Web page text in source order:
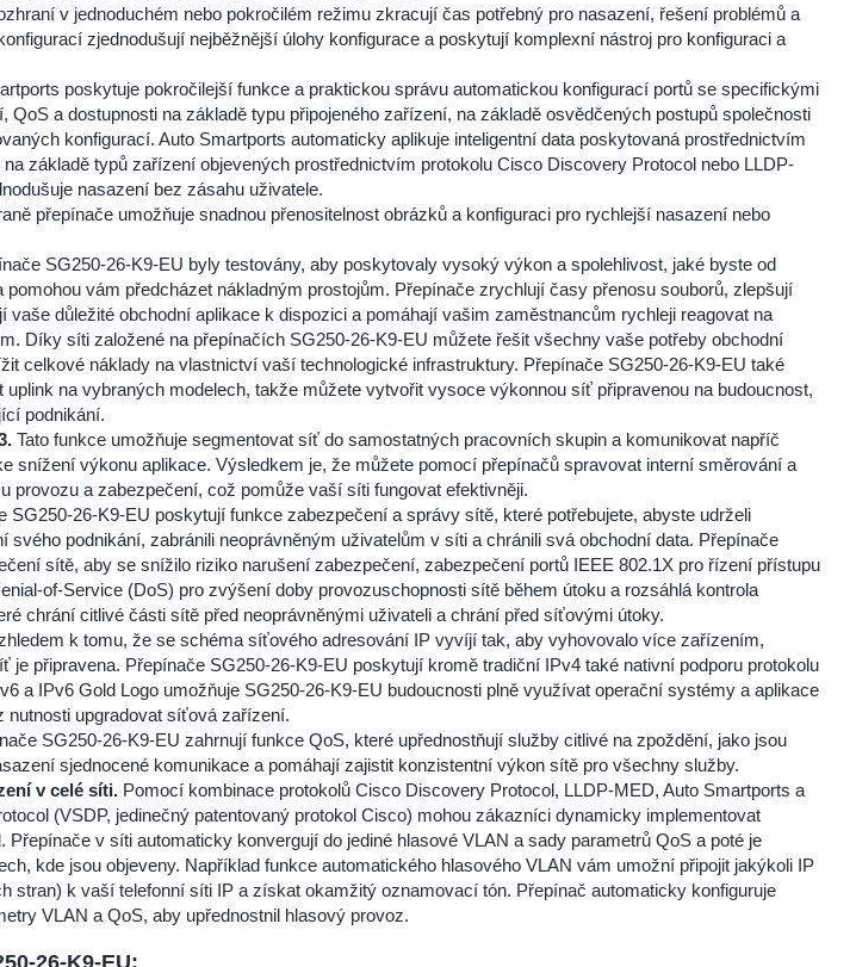
v jednoduchém nebo pokročilém režimu zkracují čas potřebný pro nasazení, řešení problémů a
zjednodušují nejběžnější úlohy konfigurace a poskytují komplexní nástroj pro konfiguraci a
poskytuje pokročilejší funkce a praktickou správu automatickou konfigurací portů se specifickými
QoS a dostupnosti na základě typu připojeného zařízení, na základě osvědčených postupů společnosti
konfigurací. Auto Smartports automaticky aplikuje inteligentní data poskytovaná prostřednictvím
základě typů zařízení objevených prostřednictvím protokolu Cisco Discovery Protocol nebo LLDP-
nasazení bez zásahu uživatele.
přepínače umožňuje snadnou přenositelnost obrázků a konfiguraci pro rychlejší nasazení nebo
SG250-26-K9-EU byly testovány, aby poskytovaly vysoký výkon a spolehlivost, jaké byste od
pomohou vám předcházet nákladným prostojům. Přepínače zrychlují časy přenosu souborů, zlepšují
vaše důležité obchodní aplikace k dispozici a pomáhají vašim zaměstnancům rychleji reagovat na
Díky síti založené na přepínačích SG250-26-K9-EU můžete řešit všechny vaše potřeby obchodní
celkové náklady na vlastnictví vaší technologické infrastruktury. Přepínače SG250-26-K9-EU také
uplink na vybraných modelech, takže můžete vytvořit vysoce výkonnou síť připravenou na budoucnost,
podnikání.
Tato funkce umožňuje segmentovat síť do samostatných pracovních skupin a komunikovat napříč
snížení výkonu aplikace. Výsledkem je, že můžete pomocí přepínačů spravovat interní směrování a
provozu a zabezpečení, což pomůže vaší síti fungovat efektivněji.
SG250-26-K9-EU poskytují funkce zabezpečení a správy sítě, které potřebujete, abyste udrželi
svého podnikání, zabránili neoprávněným uživatelům v síti a chránili svá obchodní data. Přepínače
sítě, aby se snížilo riziko narušení zabezpečení, zabezpečení portů IEEE 802.1X pro řízení přístupu
of-Service (DoS) pro zvýšení doby provozuschopnosti sítě během útoku a rozsáhlá kontrola
chrání citlivé části sítě před neoprávněnými uživateli a chrání před síťovými útoky.
k tomu, že se schéma síťového adresování IP vyvíjí tak, aby vyhovovalo více zařízením,
je připravena. Přepínače SG250-26-K9-EU poskytují kromě tradiční IPv4 také nativní podporu protokolu
a IPv6 Gold Logo umožňuje SG250-26-K9-EU budoucnosti plně využívat operační systémy a aplikace
nutnosti upgradovat síťová zařízení.
SG250-26-K9-EU zahrnují funkce QoS, které upřednostňují služby citlivé na zpoždění, jako jsou
sjednocené komunikace a pomáhají zajistit konzistentní výkon sítě pro všechny služby.
v celé síti. Pomocí kombinace protokolů Cisco Discovery Protocol, LLDP-MED, Auto Smartports a
(VSDP, jedinečný patentovaný protokol Cisco) mohou zákazníci dynamicky implementovat
Přepínače v síti automaticky konvergují do jediné hlasové VLAN a sady parametrů QoS a poté je
kde jsou objeveny. Například funkce automatického hlasového VLAN vám umožní připojit jakýkoli IP
stran) k vaší telefonní síti IP a získat okamžitý oznamovací tón. Přepínač automaticky konfiguruje
VLAN a QoS, aby upřednostnil hlasový provoz.